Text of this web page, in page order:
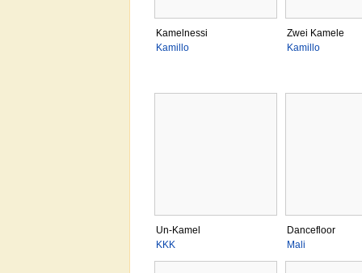
Kamelnessi
Kamillo
Zwei Kamele
Kamillo
Un-Kamel
KKK
Dancefloor
Mali